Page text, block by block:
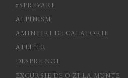
#SPREVARF
ALPINISM
AMINTIRI DE CALATORIE
ATELIER
DESPRE NOI
EXCURSIE DE O ZI LA MUNTE